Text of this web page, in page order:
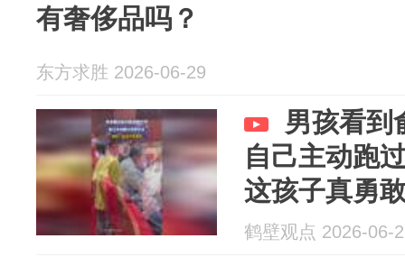
有奢侈品吗？
东方求胜 2026-06-29
男孩看到
自己主动跑
这孩子真勇
鹤壁观点 2026-06-